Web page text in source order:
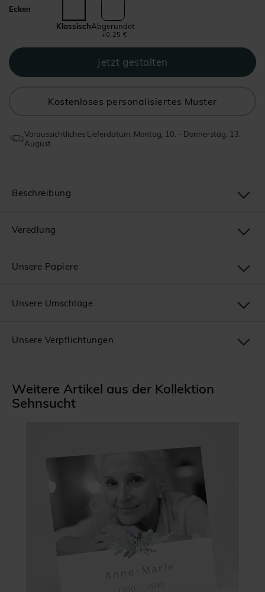
Ecken
KlassischAbgerundet
+0,25 €
Kostenloses personalisiertes Muster
Voraussichtliches Lieferdatum: Montag, 10. - Donnerstag, 13.
August
Weitere Artikel aus der Kollektion
Sehnsucht
Beschreibung
Veredlung
Unsere Papiere
Unsere Umschläge
Unsere Verpflichtungen